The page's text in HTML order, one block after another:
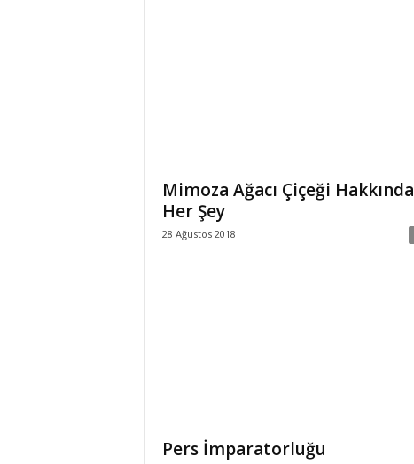
Mimoza Ağacı Çiçeği Hakkında
Her Şey
28 Ağustos 2018
Pers İmparatorluğu